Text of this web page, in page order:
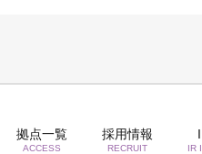
拠点一覧
ACCESS
採用情報
RECRUIT IR